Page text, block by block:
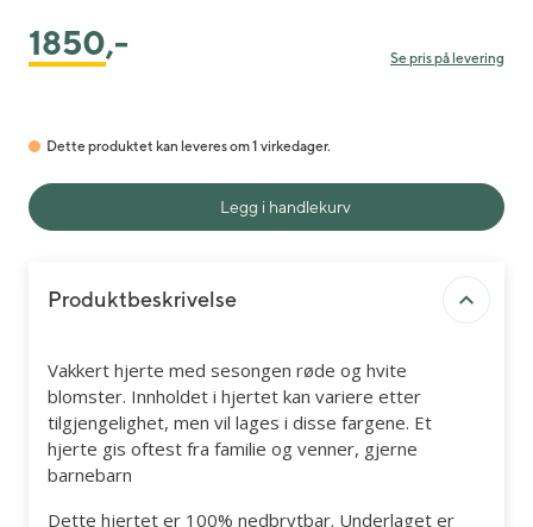
1850,- Se pris på levering
Dette produktet kan leveres om 1 virkedager.
Legg i handlekurv
Produktbeskrivelse
Vakkert hjerte med sesongen røde og hvite
blomster. Innholdet i hjertet kan variere etter
tilgjengelighet, men vil lages i disse fargene. Et
hjerte gis oftest fra familie og venner, gjerne
barnebarn
Dette hjertet er 100% nedbrytbar. Underlaget er